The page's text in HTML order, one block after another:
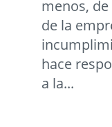
menos,
de la
hace
a la...